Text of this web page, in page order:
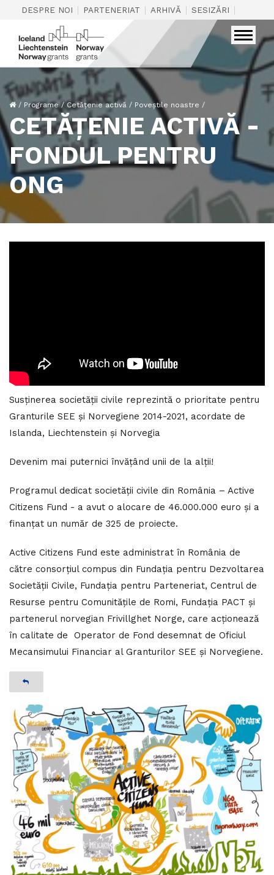
DESPRE NOI | PARTENERIAT | ARHIVĂ | SESIZĂRI |
/ Programe/ Cetățenie activă / Poveștile noastre /
CETĂȚENIE ACTIVĂ -
FONDUL PENTRU
ONG
Susținerea societății civile reprezintă o prioritate pentru
Granturile SEE și Norvegiene 2014-2021, acordate de
Islanda, Liechtenstein și Norvegia
Devenim mai puternici învățând unii de la alții!
Programul dedicat societății civile din România – Active
Citizens Fund - a avut o alocare de 46.000.000 euro și a
finanțat un număr de 325 de proiecte.
Active Citizens Fund este administrat în România de
către consorțiul compus din Fundația pentru Dezvoltarea
Societății Civile, Fundația pentru Parteneriat, Centrul de
Resurse pentru Comunitățile de Romi, Fundația PACT și
partenerul norvegian Frivillghet Norge, care acționează
în calitate de Operator de Fond desemnat de Oficiul
Mecansimului Financiar al Granturilor SEE și Norvegiene.